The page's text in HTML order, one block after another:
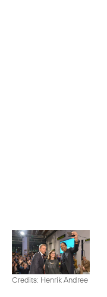
Credits: Henrik Andree